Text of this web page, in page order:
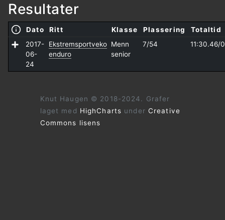
Resultater
Dato Ritt Klasse Plassering
Totaltid
2017-
06-
24
Ekstremsportveko
enduro
Menn
senior
7/54 11:30.46/
Knut Haugen © 2018-2024. Grafer
laget med HighCharts under Creative
Commons lisens